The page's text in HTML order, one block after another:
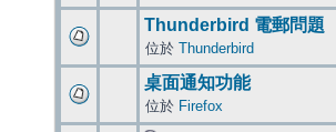
Thunderbird 電郵問題
位於 Thunderbird
桌面通知功能
位於 Firefox